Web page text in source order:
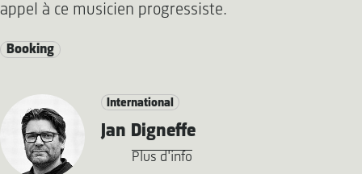
appel à ce musicien progressiste.
Booking
International
Jan Digneffe
Plus d'info